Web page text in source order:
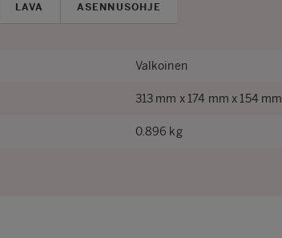
LAVA ASENNUSOHJE
Valkoinen
313 mm x 174 mm x 154 mm
0.896 kg